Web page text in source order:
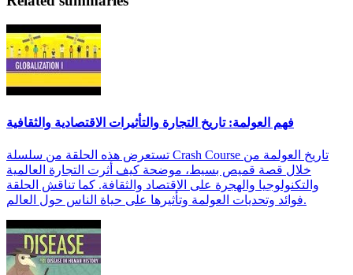
فهم العولمة: تاريخ التجارة والتأثيرات الاقتصادية والثقافية
تستعرض هذه الحلقة من سلسلة Crash Course تاريخ العولمة من
خلال قصة قميص بسيط، موضحة كيف أثرت التجارة العالمية
والتكنولوجيا والهجرة على الاقتصاد والثقافة. كما تناقش الحلقة
فوائد وتحديات العولمة وتأثيرها على حياة الناس حول العالم.